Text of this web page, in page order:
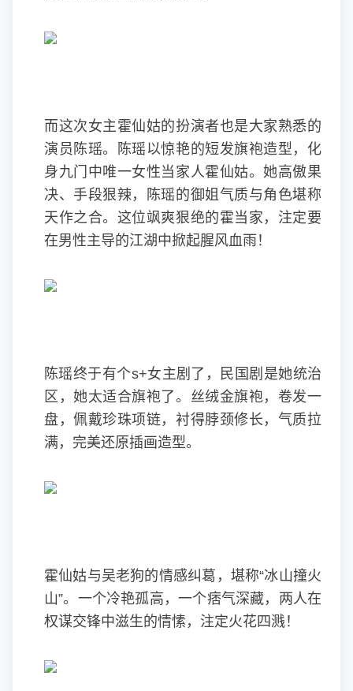
而这次女主霍仙姑的扮演者也是大家熟悉的
演员陈瑶。陈瑶以惊艳的短发旗袍造型，化
身九门中唯一女性当家人霍仙姑。她高傲果
决、手段狠辣，陈瑶的御姐气质与角色堪称
天作之合。这位飒爽狠绝的霍当家，注定要
在男性主导的江湖中掀起腥风血雨！
陈瑶终于有个s+女主剧了，民国剧是她统治
区，她太适合旗袍了。丝绒金旗袍，卷发一
盘，佩戴珍珠项链，衬得脖颈修长，气质拉
满，完美还原插画造型。
霍仙姑与吴老狗的情感纠葛，堪称“冰山撞火
山”。一个冷艳孤高，一个痞气深藏，两人在
权谋交锋中滋生的情愫，注定火花四溅！